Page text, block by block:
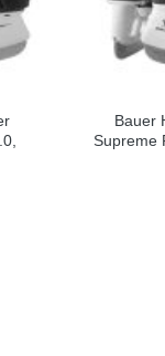
Bauer
Supreme